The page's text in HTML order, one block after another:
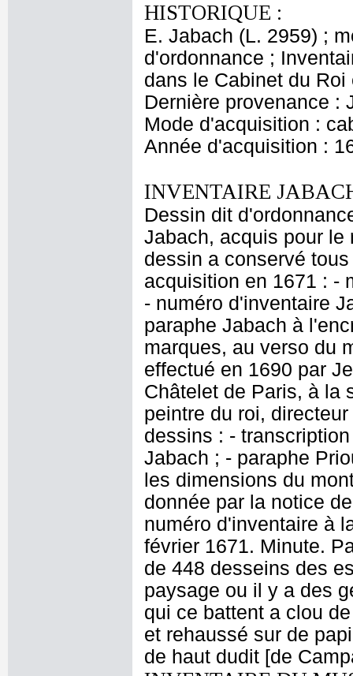
HISTORIQUE :
E. Jabach (L. 2959) ;
d'ordonnance ;
dans le Cabinet du
Dernière provenance :
Mode d'acquisition :
Année d'acquisition :
INVENTAIRE
Dessin dit
Jabach, acquis pour le
dessin a conservé
acquisition en 1671 : -
- numéro d'inventaire
paraphe Jabach à
marques, au verso du
effectué en 1690 par
Châtelet de Paris, à la
peintre du roi,
dessins : -
Jabach ; - paraphe
les dimensions du
donnée par la notice
numéro d'inventaire à
février 1671. Minute.
de 448 desseins des
paysage ou il y a des
qui ce battent a clou
et rehaussé sur de
de haut dudit [de